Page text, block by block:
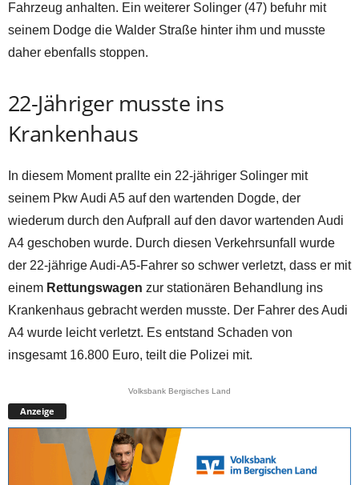
Fahrzeug anhalten. Ein weiterer Solinger (47) befuhr mit
seinem Dodge die Walder Straße hinter ihm und musste
daher ebenfalls stoppen.
22-Jähriger musste ins
Krankenhaus
In diesem Moment prallte ein 22-jähriger Solinger mit
seinem Pkw Audi A5 auf den wartenden Dogde, der
wiederum durch den Aufprall auf den davor wartenden Audi
A4 geschoben wurde. Durch diesen Verkehrsunfall wurde
der 22-jährige Audi-A5-Fahrer so schwer verletzt, dass er mit
einem Rettungswagen zur stationären Behandlung ins
Krankenhaus gebracht werden musste. Der Fahrer des Audi
A4 wurde leicht verletzt. Es entstand Schaden von
insgesamt 16.800 Euro, teilt die Polizei mit.
Volksbank Bergisches Land
Anzeige